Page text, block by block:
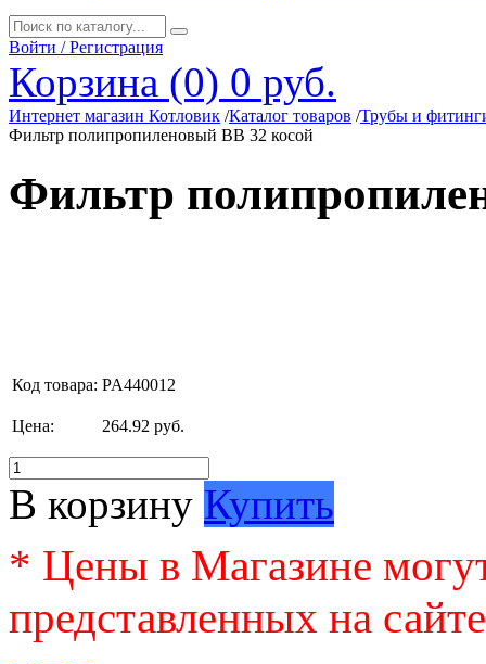
Войти / Регистрация
Корзина (0) 0 руб.
Интернет магазин Котловик /Каталог товаров /Трубы и
Фильтр полипропиленовый ВВ 32 косой
Фильтр
Код товара: PA440012
Цена: 264.92 руб.
В корзину Купить
* Цены в Магазине
представленных на сайте